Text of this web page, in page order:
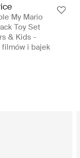
My Mario
Toy Set
& Kids -
filmów i bajek